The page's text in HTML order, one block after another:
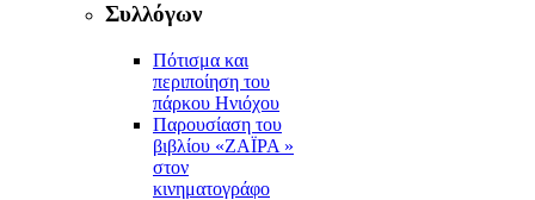
Συλλόγων
Πότισμα και
περιποίηση του
πάρκου Ηνιόχου
Παρουσίαση του
βιβλίου «ΖΑΪΡΑ »
στον
κινηματογράφο